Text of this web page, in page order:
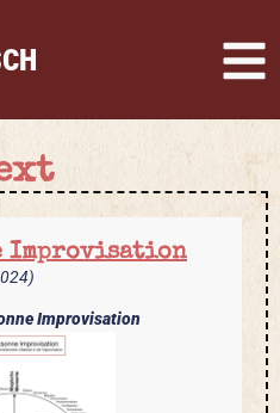
Improvisation
Improvisation